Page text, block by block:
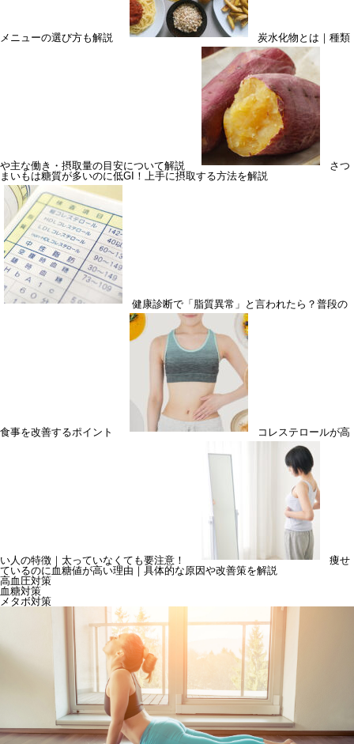
メニューの選び方も解説 炭水化物とは｜種類
や主な働き・摂取量の目安について解説
さつ
まいもは糖質が多いのに低GI！上手に摂取する方法を解説
健康診断で「脂質異常」と言われたら？普段の
食事を改善するポイント コレステロールが高
い人の特徴｜太っていなくても要注意！
痩せ
ているのに血糖値が高い理由｜具体的な原因や改善策を解説
高血圧対策
血糖対策
メタボ対策